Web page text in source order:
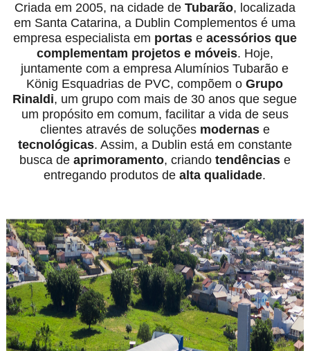
Criada em 2005, na cidade de Tubarão, localizada
em Santa Catarina, a Dublin Complementos é uma
empresa especialista em portase acessórios que
complementam projetos e móveis. Hoje,
juntamente com a empresa Alumínios Tubarão e
König Esquadrias de PVC, compõem oGrupo
Rinaldi, um grupo com mais de 30 anos que segue
um propósito em comum, facilitar a vida de seus
clientes através de soluções modernase
tecnológicas. Assim, a Dublin está em constante
busca de aprimoramento, criando tendênciase
entregando produtos dealta qualidade.